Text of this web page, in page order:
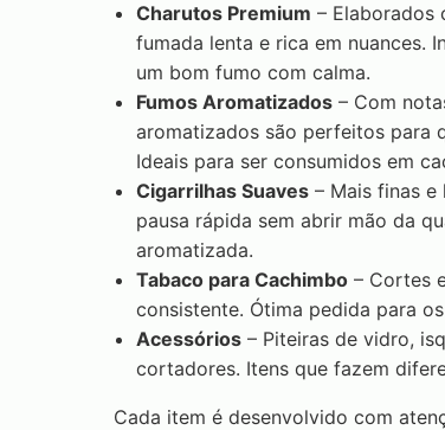
Charutos Premium – Elaborados
fumada lenta e rica em nuances.
um bom fumo com calma.
Fumos Aromatizados – Com
aromatizados são perfeitos para
Ideais para ser consumidos em
Cigarrilhas Suaves – Mais finas
pausa rápida sem abrir mão da
aromatizada.
Tabaco para Cachimbo – Cortes
consistente. Ótima pedida para
Acessórios – Piteiras de vidro,
cortadores. Itens que fazem
Cada item é desenvolvido com